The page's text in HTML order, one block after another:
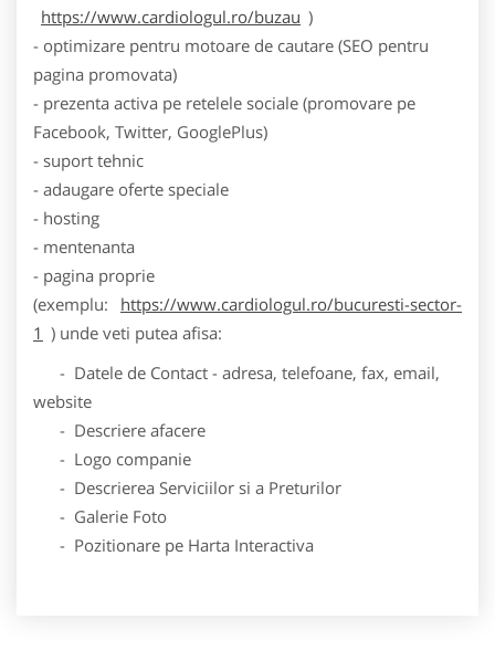
https://www.cardiologul.ro/buzau )
- optimizare pentru motoare de cautare (SEO pentru
pagina promovata)
- prezenta activa pe retelele sociale (promovare pe
Facebook, Twitter, GooglePlus)
- suport tehnic
- adaugare oferte speciale
- hosting
- mentenanta
- pagina proprie
(exemplu:
https://www.cardiologul.ro/bucuresti-sector-
1 ) unde veti putea afisa:
- Datele de Contact - adresa, telefoane, fax, email,
website
- Descriere afacere
- Logo companie
- Descrierea Serviciilor si a Preturilor
- Galerie Foto
- Pozitionare pe Harta Interactiva